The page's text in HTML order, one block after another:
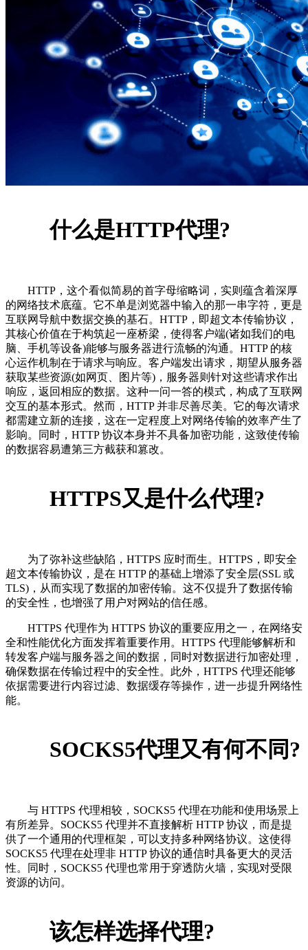
什么是HTTP代理?
HTTP，这个看似简易的首字母缩略词，实则蕴含着深厚
的网络技术底蕴。它不单是浏览器中输入的那一串字符，更是
互联网导航中数据交换的基石。HTTP，即超文本传输协议，
其核心价值在于构筑起一座桥梁，使得客户端(诸如我们的电
脑、手机等设备)能够与服务器进行流畅的沟通。HTTP 的核
心运作机制在于请求与响应。客户端发出请求，期望从服务器
获取某些资源(如网页、图片等)，服务器则针对这些请求作出
响应，返回相应的数据。这种一问一答的模式，构成了互联网
交互的基本形式。然而，HTTP 并非尽善尽美。它的每次请求
都需建立新的连接，这在一定程度上对网络传输的效率产生了
影响。同时，HTTP 协议本身并不具备加密功能，这致使传输
的数据容易遭第三方截获和篡改。
HTTPS又是什么代理?
为了弥补这些缺陷，HTTPS 应时而生。HTTPS，即安全
超文本传输协议，是在 HTTP 的基础上增添了安全层(SSL 或
TLS)，从而实现了数据的加密传输。这不仅提升了数据传输
的安全性，也增强了用户对网站的信任感。
HTTPS 代理作为 HTTPS 协议的重要应用之一，在网络安
全和性能优化方面发挥着重要作用。HTTPS 代理能够解析和
转发客户端与服务器之间的数据，同时对数据进行加密处理，
确保数据在传输过程中的安全性。此外，HTTPS 代理还能够
依据需要进行内容过滤、数据缓存等操作，进一步提升网络性
能。
SOCKS5代理又有何不同?
与 HTTPS 代理相较，SOCKS5 代理在功能和使用场景上
有所差异。SOCKS5 代理并不直接解析 HTTP 协议，而是提
供了一个通用的代理框架，可以支持多种网络协议。这使得
SOCKS5 代理在处理非 HTTP 协议的通信时具备更大的灵活
性。同时，SOCKS5 代理也常用于穿透防火墙，实现对受限
资源的访问。
该怎样选择代理?